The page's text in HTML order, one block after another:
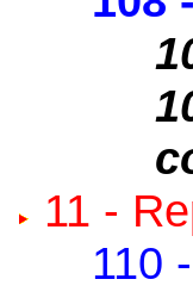
11 -
110